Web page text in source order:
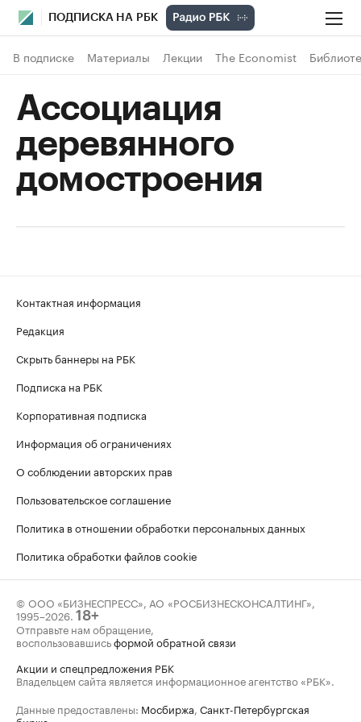
ПОДПИСКА НА РБК
В подписке Материалы Лекции The Economist
Ассоциация
деревянного
домостроения
Контактная информация
Редакция
Скрыть баннеры на РБК
Подписка на РБК
Корпоративная подписка
Информация об ограничениях
О соблюдении авторских прав
Пользовательское соглашение
Политика в отношении обработки персональных данных
Политика обработки файлов cookie
© ООО «БИЗНЕСПРЕСС», АО «РОСБИЗНЕСКОНСАЛТИНГ»,
1995–2026. 18+
Отправьте нам обращение,
воспользовавшисьформой обратной связи
Акции и спецпредложения РБК
Владельцем сайта является информационное агентство «РБК».
Данные предоставлены: Мосбиржа, Санкт-Петербургская